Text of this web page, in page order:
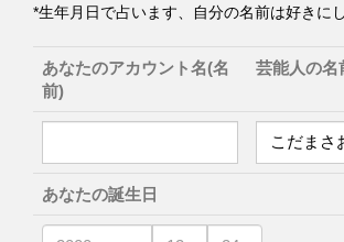
*生年月日で占います、自分の名前は好きに
あなたのアカウント名(名
前)
芸能人の名
あなたの誕生日